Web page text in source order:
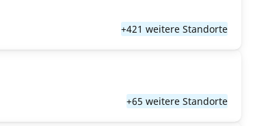
+421 weitere Standorte
+65 weitere Standorte